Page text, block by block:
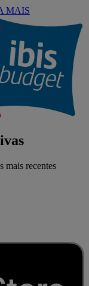
MAIS
mais recentes